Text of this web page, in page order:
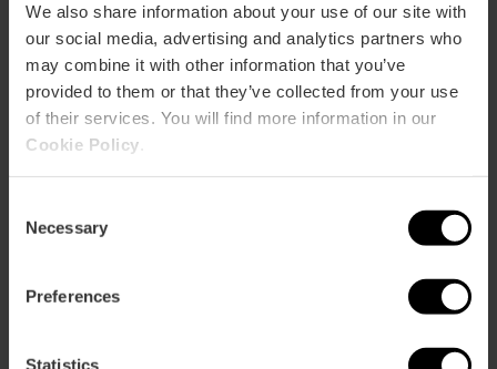
We also share information about your use of our site with
our social media, advertising and analytics partners who
may combine it with other information that you’ve
provided to them or that they’ve collected from your use
of their services. You will find more information in our
Cookie Policy
Selection
Necessary
Preferences
Statistics
Praktische Informationen
Datum
13/09/2026 - 01/07/2027
Zeitplan
Termine pro Aufführung anzeigen.
Tickets